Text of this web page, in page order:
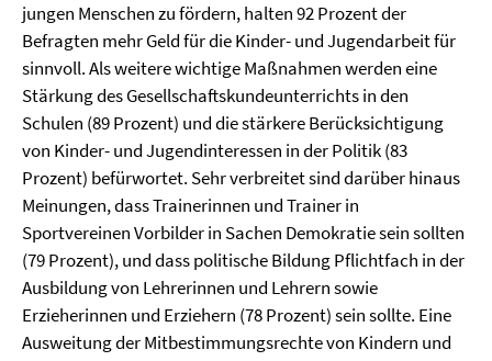
jungen Menschen zu fördern, halten 92 Prozent der
Befragten mehr Geld für die Kinder- und Jugendarbeit für
sinnvoll. Als weitere wichtige Maßnahmen werden eine
Stärkung des Gesellschaftskundeunterrichts in den
Schulen (89 Prozent) und die stärkere Berücksichtigung
von Kinder- und Jugendinteressen in der Politik (83
Prozent) befürwortet. Sehr verbreitet sind darüber hinaus
Meinungen, dass Trainerinnen und Trainer in
Sportvereinen Vorbilder in Sachen Demokratie sein sollten
(79 Prozent), und dass politische Bildung Pflichtfach in der
Ausbildung von Lehrerinnen und Lehrern sowie
Erzieherinnen und Erziehern (78 Prozent) sein sollte. Eine
Ausweitung der Mitbestimmungsrechte von Kindern und